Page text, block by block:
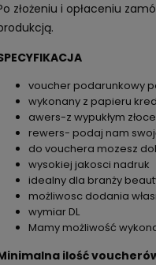
złożeniu i opłaceniu
voucher podarunkowy
wykonany z papieru
awers-z wypukłym
rewers- podaj nam
do vouchera mozesz
wysokiej jakosci nadruk
idealny dla branży
możliwosc dodania
wymiar DL
Mamy możliwość
ilość